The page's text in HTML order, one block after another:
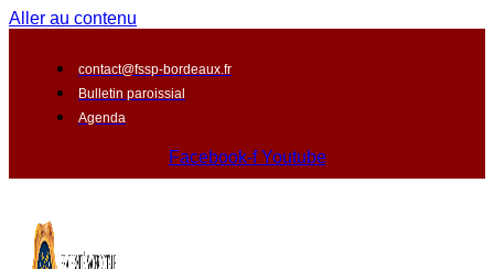
Aller au contenu
contact@fssp-bordeaux.fr
Bulletin paroissial
Agenda
Facebook-f Youtube